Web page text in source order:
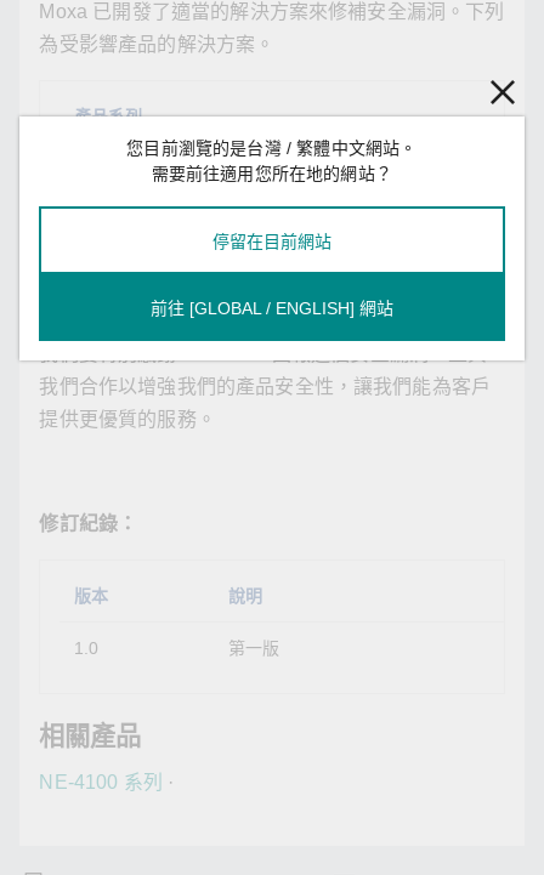
Moxa 已開發了適當的解決方案來修補安全漏洞。下列
為受影響產品的解決方案。
產品系列 解決
NT-4100T 系列
我們合作以增強我們的產品安全性，讓我們能為客戶
提供更優質的服務。
修訂紀錄：
版本 說明
1.0 第一版
相關產品
NE-4100 系列 ·
您目前瀏覽的是台灣 / 繁體中文網站。
需要前往適用您所在地的網站？
停留在目前網站
前往 [GLOBAL / ENGLISH] 網站